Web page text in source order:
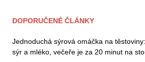
DOPORUČENÉ ČLÁNKY
Jednoduchá sýrová omáčka na
sýr a mléko, večeře je za 20 minut na